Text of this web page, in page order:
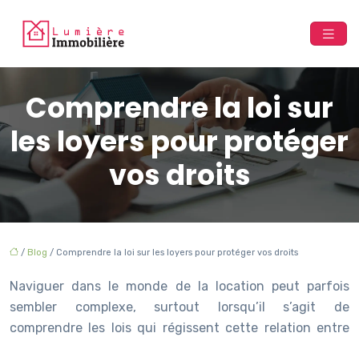
Comprendre la loi sur
les loyers pour protéger
vos droits
/ Blog / Comprendre la loi sur les loyers pour protéger vos droits
Naviguer dans le monde de la location peut parfois
sembler complexe, surtout lorsqu’il s’agit de
comprendre les lois qui régissent cette relation entre